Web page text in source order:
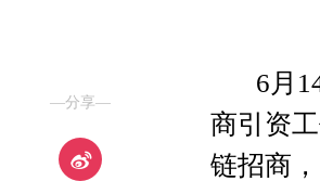
—分享—
6月14
商引资
链招商